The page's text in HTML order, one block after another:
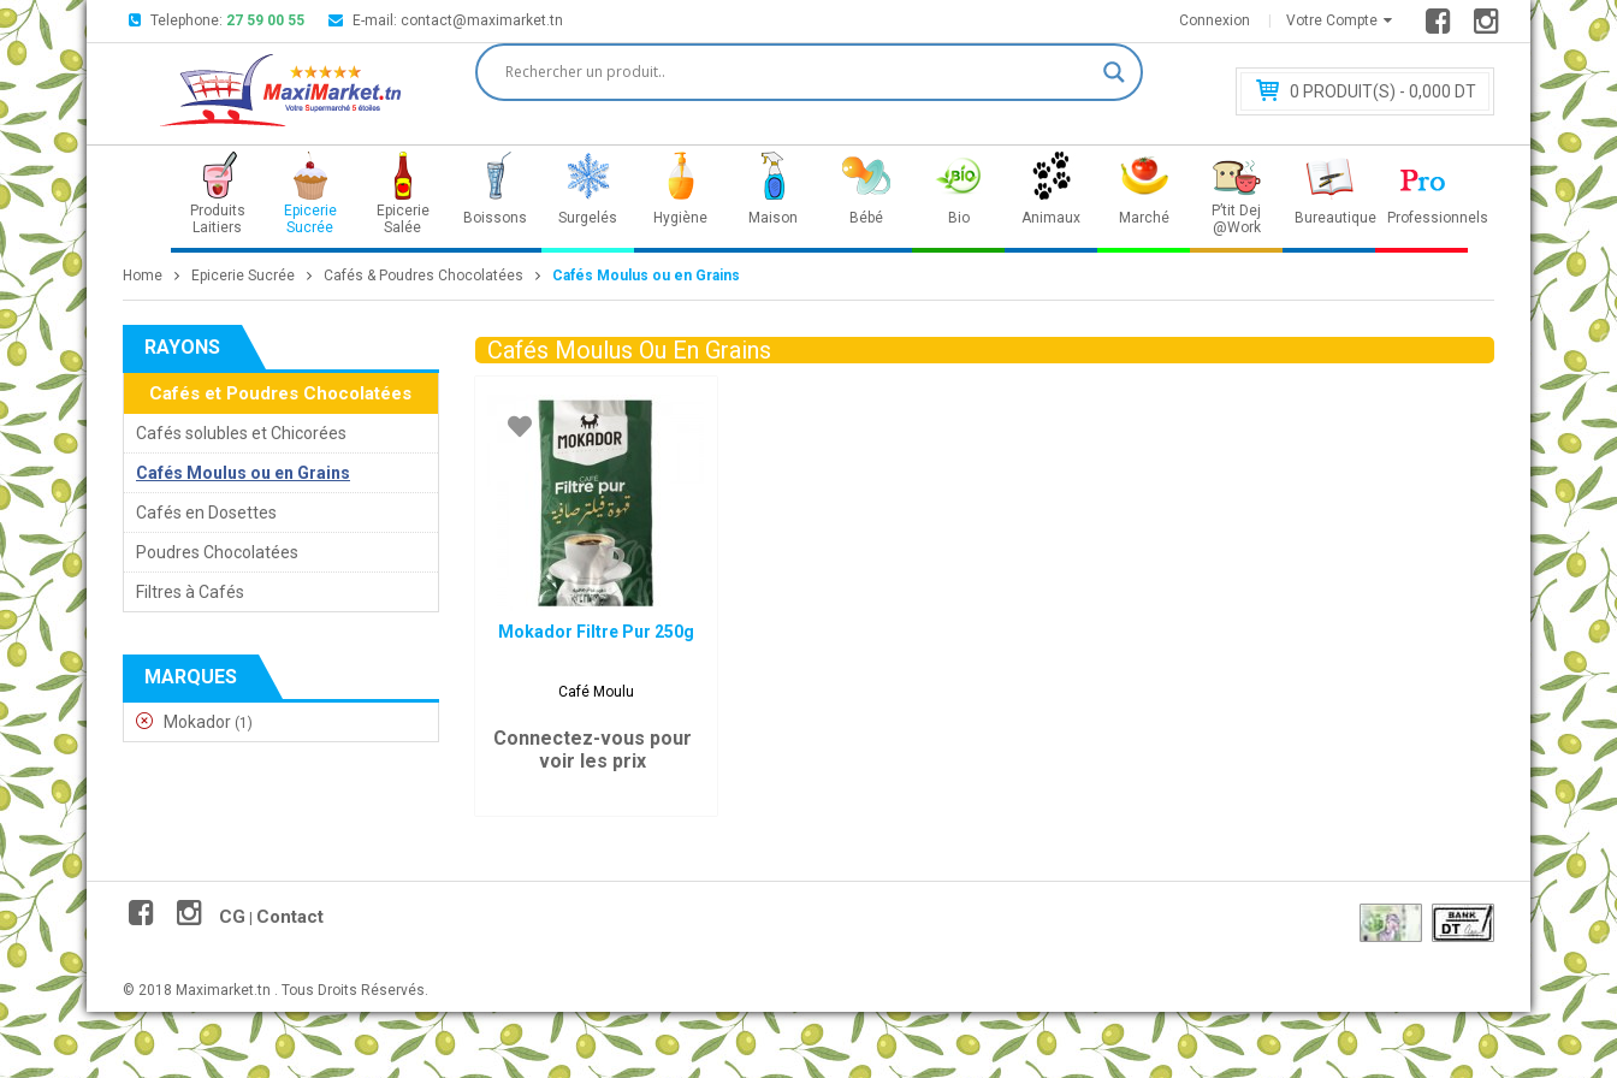
Telephone: 27 59 00 55 E-mail: contact@maximarket.tn Votre Compte
Connexion
0 PRODUIT(S) - 0,000 DT
Produits
Laitiers
Epicerie
Sucrée
Epicerie
Salée
Boissons Surgelés Hygiène Maison Bébé Bio Animaux Marché
P’tit Dej
@Work
Bureautique Professionnels
Home Epicerie Sucrée Cafés & Poudres Chocolatées Cafés Moulus ou en Grains
RAYONS
Cafés et Poudres Chocolatées
Cafés solubles et Chicorées
Cafés Moulus ou en Grains
Cafés en Dosettes
Poudres Chocolatées
Filtres à Cafés
MARQUES
Mokador (1)
Cafés Moulus Ou En Grains
Mokador Filtre Pur 250g
Café Moulu
Connectez-vous pour
voir les prix
CG Contact
© 2018 Maximarket.tn . Tous Droits Réservés.